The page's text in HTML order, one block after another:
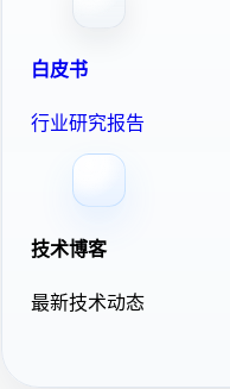
白皮书
行业研究报告
技术博客
最新技术动态